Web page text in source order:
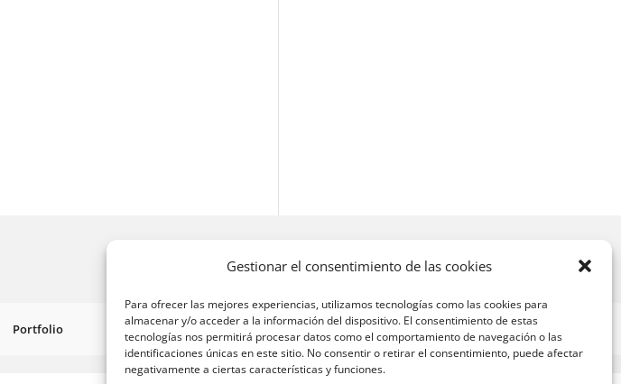
Gestionar el consentimiento de las cookies
Para ofrecer las mejores experiencias, utilizamos tecnologías como las cookies para
almacenar y/o acceder a la información del dispositivo. El consentimiento de estas
tecnologías nos permitirá procesar datos como el comportamiento de navegación o las
identificaciones únicas en este sitio. No consentir o retirar el consentimiento, puede afectar
negativamente a ciertas características y funciones.
Portfolio